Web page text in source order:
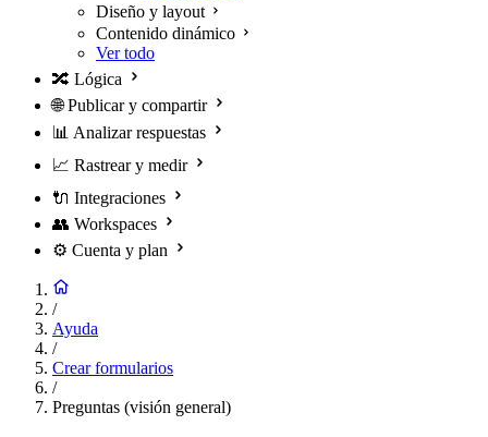
Diseño y layout
Contenido dinámico
Ver todo
🔀 Lógica
🌐 Publicar y compartir
📊 Analizar respuestas
📈 Rastrear y medir
🔌 Integraciones
👥 Workspaces
⚙️ Cuenta y plan
/
Ayuda
/
Crear formularios
/
Preguntas (visión general)